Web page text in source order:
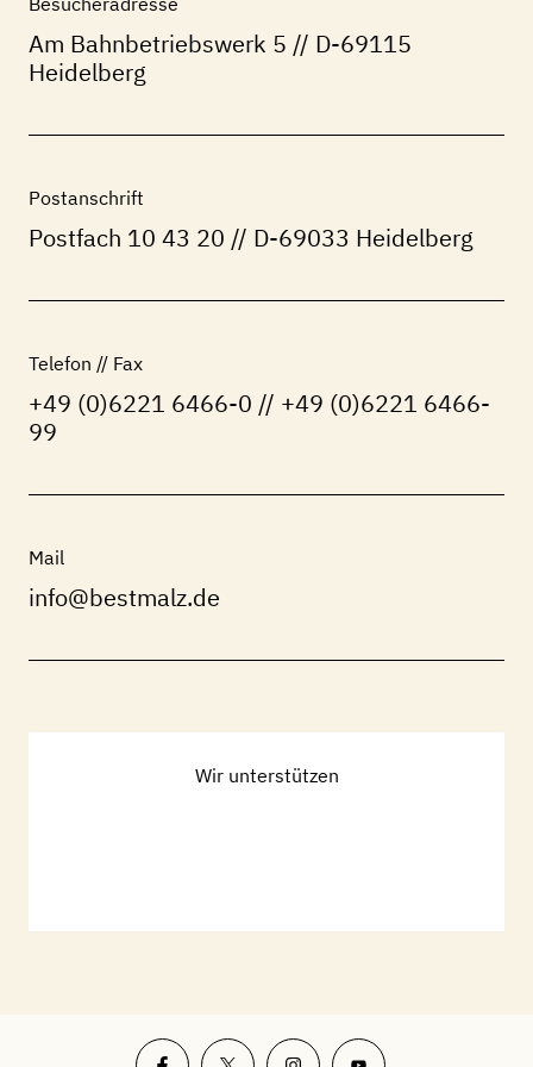
Am Bahnbetriebswerk 5 // D-69115
Heidelberg
Postanschrift
Postfach 10 43 20 // D-69033 Heidelberg
Telefon // Fax
+49 (0)6221 6466-0 // +49 (0)6221 6466-
99
Mail
info@bestmalz.de
Wir unterstützen